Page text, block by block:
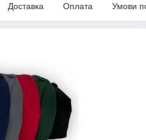
Доставка Оплата Умови